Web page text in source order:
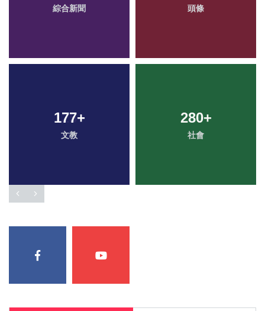
綜合新聞 頭條
177+
文教
280+
社會